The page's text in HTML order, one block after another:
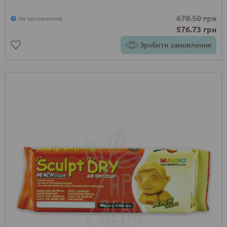
На замовлення
678.50 грн
576.73 грн
Зробити замовлення